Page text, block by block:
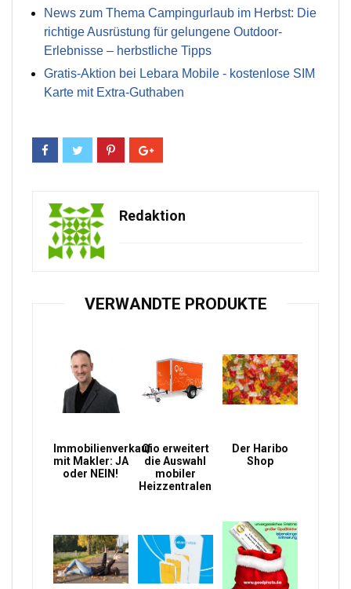
News zum Thema Campingurlaub im Herbst: Die
richtige Ausrüstung für gelungene Outdoor-
Erlebnisse – herbstliche Tipps
Gratis-Aktion bei Lebara Mobile - kostenlose SIM
Karte mit Extra-Guthaben
Redaktion
VERWANDTE PRODUKTE
Immobilienverkauf
mit Makler: JA
oder NEIN!
Qio erweitert
die Auswahl
mobiler
Heizzentralen
Der Haribo
Shop